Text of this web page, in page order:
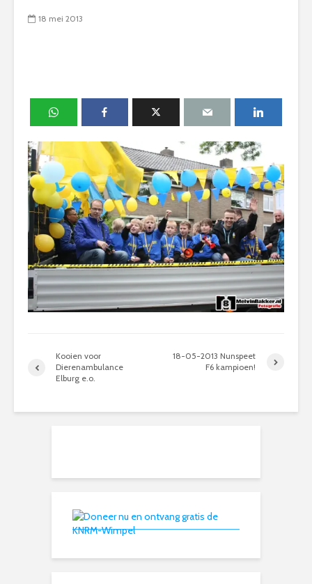
18 mei 2013
Kooien voor
Dierenambulance
Elburg e.o.
18-05-2013 Nunspeet
F6 kampioen!